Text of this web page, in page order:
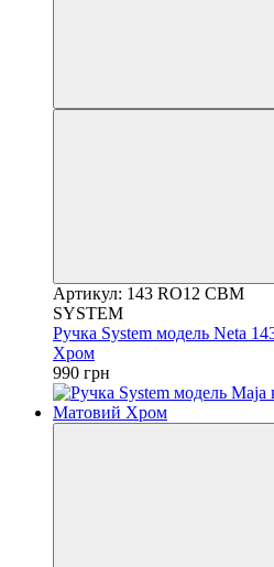
Артикул: 143 RO12 CBM
SYSTEM
Ручка System модель Neta
Хром
990 грн